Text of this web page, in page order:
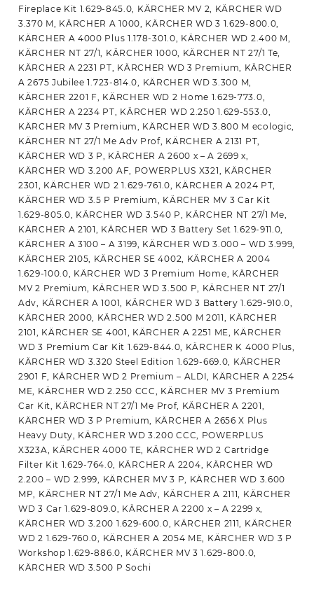
552.0)
PREMIUM
mennyiség
Fireplace Kit 1.629-845.0, KÄRCHER MV 2, KÄRCHER WD
3.370 M, KÄRCHER A 1000, KÄRCHER WD 3 1.629-800.0,
KÄRCHER A 4000 Plus 1.178-301.0, KÄRCHER WD 2.400 M,
KÄRCHER NT 27/1, KÄRCHER 1000, KÄRCHER NT 27/1 Te,
KÄRCHER A 2231 PT, KÄRCHER WD 3 Premium, KÄRCHER
A 2675 Jubilee 1.723-814.0, KÄRCHER WD 3.300 M,
KÄRCHER 2201 F, KÄRCHER WD 2 Home 1.629-773.0,
KÄRCHER A 2234 PT, KÄRCHER WD 2.250 1.629-553.0,
KÄRCHER MV 3 Premium, KÄRCHER WD 3.800 M ecologic,
KÄRCHER NT 27/1 Me Adv Prof, KÄRCHER A 2131 PT,
KÄRCHER WD 3 P, KÄRCHER A 2600 x – A 2699 x,
KÄRCHER WD 3.200 AF, POWERPLUS X321, KÄRCHER
2301, KÄRCHER WD 2 1.629-761.0, KÄRCHER A 2024 PT,
KÄRCHER WD 3.5 P Premium, KÄRCHER MV 3 Car Kit
1.629-805.0, KÄRCHER WD 3.540 P, KÄRCHER NT 27/1 Me,
KÄRCHER A 2101, KÄRCHER WD 3 Battery Set 1.629-911.0,
KÄRCHER A 3100 – A 3199, KÄRCHER WD 3.000 – WD 3.999,
KÄRCHER 2105, KÄRCHER SE 4002, KÄRCHER A 2004
1.629-100.0, KÄRCHER WD 3 Premium Home, KÄRCHER
MV 2 Premium, KÄRCHER WD 3.500 P, KÄRCHER NT 27/1
Adv, KÄRCHER A 1001, KÄRCHER WD 3 Battery 1.629-910.0,
KÄRCHER 2000, KÄRCHER WD 2.500 M 2011, KÄRCHER
2101, KÄRCHER SE 4001, KÄRCHER A 2251 ME, KÄRCHER
WD 3 Premium Car Kit 1.629-844.0, KÄRCHER K 4000 Plus,
KÄRCHER WD 3.320 Steel Edition 1.629-669.0, KÄRCHER
2901 F, KÄRCHER WD 2 Premium – ALDI, KÄRCHER A 2254
ME, KÄRCHER WD 2.250 CCC, KÄRCHER MV 3 Premium
Car Kit, KÄRCHER NT 27/1 Me Prof, KÄRCHER A 2201,
KÄRCHER WD 3 P Premium, KÄRCHER A 2656 X Plus
Heavy Duty, KÄRCHER WD 3.200 CCC, POWERPLUS
X323A, KÄRCHER 4000 TE, KÄRCHER WD 2 Cartridge
Filter Kit 1.629-764.0, KÄRCHER A 2204, KÄRCHER WD
2.200 – WD 2.999, KÄRCHER MV 3 P, KÄRCHER WD 3.600
MP, KÄRCHER NT 27/1 Me Adv, KÄRCHER A 2111, KÄRCHER
WD 3 Car 1.629-809.0, KÄRCHER A 2200 x – A 2299 x,
KÄRCHER WD 3.200 1.629-600.0, KÄRCHER 2111, KÄRCHER
WD 2 1.629-760.0, KÄRCHER A 2054 ME, KÄRCHER WD 3 P
Workshop 1.629-886.0, KÄRCHER MV 3 1.629-800.0,
KÄRCHER WD 3.500 P Sochi